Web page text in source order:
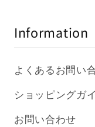
Information
よくあるお問い
ショッピングガ
お問い合わせ